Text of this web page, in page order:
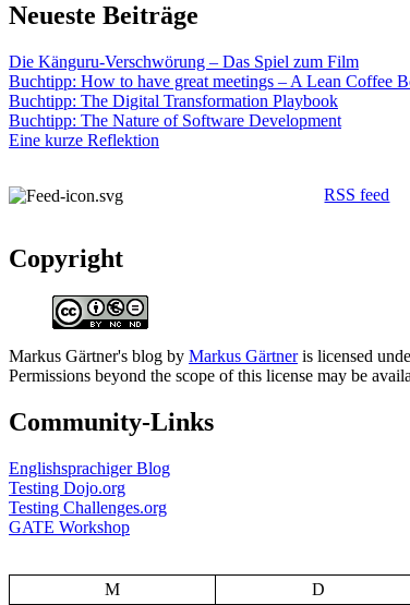
Neueste Beiträge
Die Känguru-Verschwörung – Das Spiel zum Film
Buchtipp: How to have great meetings – A Lean Coffee
Buchtipp: The Digital Transformation Playbook
Buchtipp: The Nature of Software Development
Eine kurze Reflektion
RSS feed
Copyright
Markus Gärtner's blog by Markus Gärtneris licensed
Permissions beyond the scope of this license may be
Community-Links
Englishsprachiger Blog
Testing Dojo.org
Testing Challenges.org
GATE Workshop
M
D